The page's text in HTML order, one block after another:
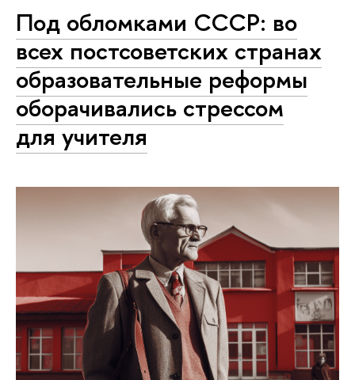
Под обломками СССР: во
всех постсоветских странах
образовательные реформы
оборачивались стрессом
для учителя